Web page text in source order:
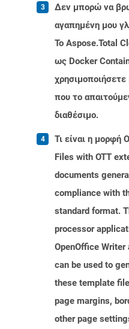
Δεν μπορώ να
αγαπημένη μου
Το Aspose.Total
ως Docker
που το
διαθέσιμο.
Τι είναι η μορφή
Files with OTT
documents
compliance with
standard format.
processor
OpenOffice
can be used to
these template
page margins,
other page